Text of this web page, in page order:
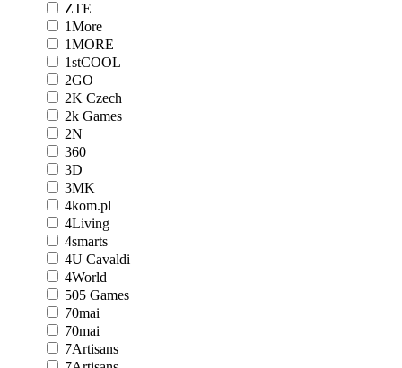
ZTE
1More
1MORE
1stCOOL
2GO
2K Czech
2k Games
2N
360
3D
3MK
4kom.pl
4Living
4smarts
4U Cavaldi
4World
505 Games
70mai
70mai
7Artisans